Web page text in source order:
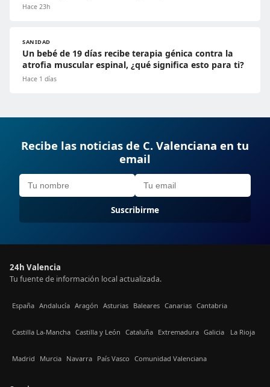
Hace 23h
SANIDAD
Un bebé de 19 días recibe terapia génica contra la
atrofia muscular espinal, ¿qué significa esto para ti?
Hace 1 días
Recibe las noticias de C. Valenciana en tu
email
Suscribirme
24h Valencia
Tu fuente de información local actualizada.
España Andalucía Aragón Asturias Baleares Canarias Cantabria
Castilla La-Mancha Castilla y León Cataluña Extremadura Galicia La Rioja
Madrid Murcia Navarra País Vasco Comunidad Valenciana